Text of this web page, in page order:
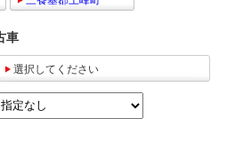
車
選択してください